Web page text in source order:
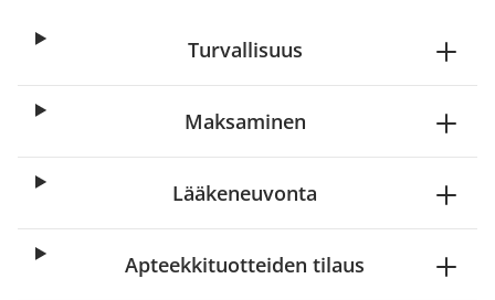
Turvallisuus
Maksaminen
Lääkeneuvonta
Apteekkituotteiden tilaus